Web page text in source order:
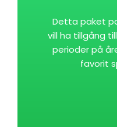
Detta paket
vill ha tillgång
perioder på
favorit